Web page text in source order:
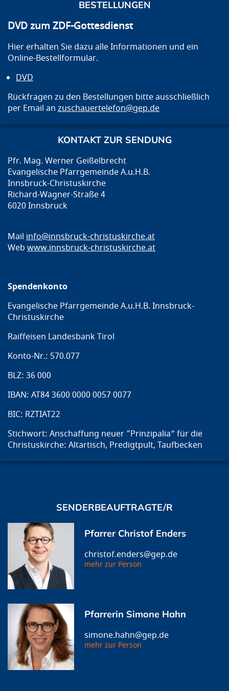
BESTELLUNGEN
DVD zum ZDF-Gottesdienst
Hier erhalten Sie dazu alle Informationen und ein
Online-Bestellformular.
DVD
Rückfragen zu den Bestellungen bitte ausschließlich
per Email an zuschauertelefon@gep.de
KONTAKT ZUR SENDUNG
Pfr. Mag. Werner Geißelbrecht
Evangelische Pfarrgemeinde A.u.H.B.
Innsbruck-Christuskirche
Richard-Wagner-Straße 4
6020 Innsbruck
Mail info@innsbruck-christuskirche.at
Web www.innsbruck-christuskirche.at
Spendenkonto
Evangelische Pfarrgemeinde A.u.H.B. Innsbruck-
Christuskirche
Raiffeisen Landesbank Tirol
Konto-Nr.: 570.077
BLZ: 36 000
IBAN: AT84 3600 0000 0057 0077
BIC: RZTIAT22
Stichwort: Anschaffung neuer "Prinzipalia“ für die
Christuskirche: Altartisch, Predigtpult, Taufbecken
SENDERBEAUFTRAGTE/R
Pfarrer Christof Enders
christof.enders@gep.de
mehr zur Person
Pfarrerin Simone Hahn
simone.hahn@gep.de
mehr zur Person